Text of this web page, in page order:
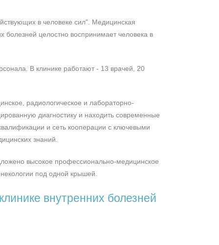
в человеке сил" . Медицинская
целостно воспринимает человека в
В клинике работают - 13 врачей, 20
радиологическое и лабораторно-
диагностику и находить современные
и сеть кооперации с ключевыми
знаний.
высокое профессионально-медицинское
под одной крышей.
внутренних болезней